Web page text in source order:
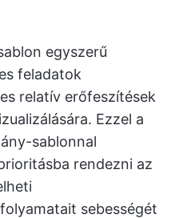
egyszerű
feladatok
relatív erőfeszítések
Ezzel a
sablonnal
rendezni az
sebességét